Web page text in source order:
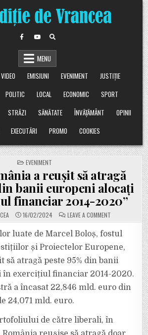
MENU
VIDEO EMISIUNI EVENIMENT
JUSTIȚIE
POLITIC LOCAL ECONOMIC
SPORT
STRĂZI SĂNĂTATE ÎNVĂȚĂMÂNT
OPINII
EXECUTĂRI PROMO COOKIES
POSTED
IN
EVENIMENT
a reușit să atragă
banii europeni alocați
financiar 2014-2020”
16/02/2024 LEAVE A COMMENTON
PNL:
A
REUȘIT
SĂ
ATRAGĂ
PESTE
95%
BANII
ALOCAȚI
ÎN
luate de Marcel Boloș, fostul
și Proiectelor Europene,
să atragă peste 95% din banii
în exercițiul financiar 2014-2020.
a încasat 22,846 mld. euro din
24,071 mld. euro.
de către liberali, în